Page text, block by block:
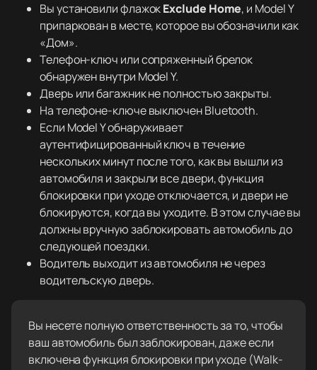
Вы установили флажокExclude Home, и Model Y
припаркован в месте, которое вы обозначили как
«Дом».
Телефон-ключ или сопряженный брелок
обнаружен внутри Model Y.
Дверь или багажник не полностью закрыты.
На телефоне-ключе выключен Bluetooth.
Если Model Y обнаруживает
аутентифицированный ключ в течение
нескольких минут после того, как вы вышли из
автомобиля и закрыли все двери, функция
блокировки при уходе отключается, и двери не
блокируются, когда вы уходите. В этом случае вы
должны вручную заблокировать автомобиль до
следующей поездки.
Водитель выходит из автомобиля не через
водительскую дверь.
Вы несете полную ответственность за то, чтобы
ваш автомобиль был заблокирован, даже если
включена функция блокировки при уходе (Walk-